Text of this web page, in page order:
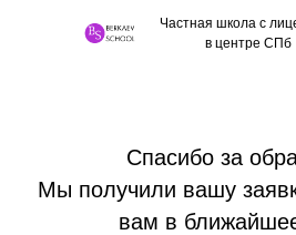
Частная школа с
в центре СПб
Спасибо за
Мы получили вашу
вам в